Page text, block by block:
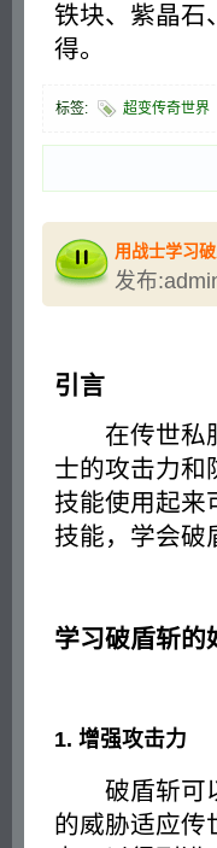
铁块、紫晶石
得。
标签: 超变传奇世界
用战士学习
发布
引言
在传世私服
士的攻击力和
技能使用起来
技能，学会破
学习破盾斩的
1. 增强攻击力
破盾斩可以
的威胁适应传